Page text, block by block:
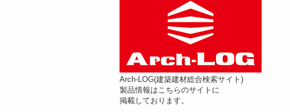
Arch-LOG(建築建材総合検索サイト)
製品情報はこちらのサイトに
掲載しております。